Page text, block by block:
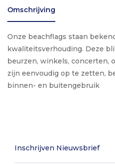
Omschrijving
Onze beachflags staan
kwaliteitsverhouding. Deze
beurzen, winkels, concerten,
zijn eenvoudig op te zetten,
binnen- en buitengebruik
Inschrijven Nieuwsbrief